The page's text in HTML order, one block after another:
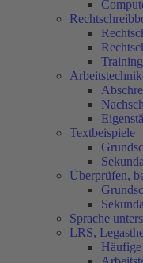
Textbeispiele
Überprüfen,
Sprache
LRS,